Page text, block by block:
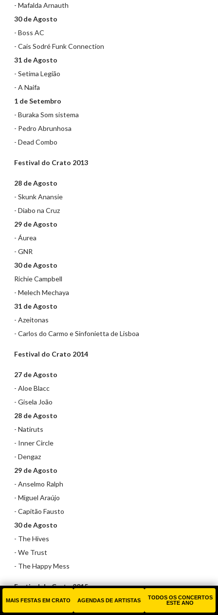
- Mafalda Arnauth
30 de Agosto
- Boss AC
- Cais Sodré Funk Connection
31 de Agosto
- Setima Legião
- A Naifa
1 de Setembro
- Buraka Som sistema
- Pedro Abrunhosa
- Dead Combo
Festival do Crato 2013
28 de Agosto
- Skunk Anansie
- Diabo na Cruz
29 de Agosto
- Áurea
- GNR
30 de Agosto
Richie Campbell
- Melech Mechaya
31 de Agosto
- Azeitonas
- Carlos do Carmo e Sinfonietta de Lisboa
Festival do Crato 2014
27 de Agosto
- Aloe Blacc
- Gisela João
28 de Agosto
- Natiruts
- Inner Circle
- Dengaz
29 de Agosto
- Anselmo Ralph
- Miguel Araújo
- Capitão Fausto
30 de Agosto
- The Hives
- We Trust
- The Happy Mess
Festival do Crato 2015
MAIS FESTAS EM CRATO AGENDAS DE ARTISTAS
TODOS OS CONCERTOS
ESTE ANO